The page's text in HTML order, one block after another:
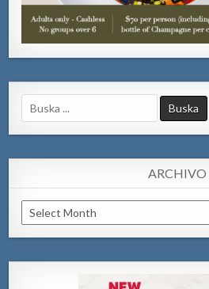
Search
for:
ARCHIVO
Archivo